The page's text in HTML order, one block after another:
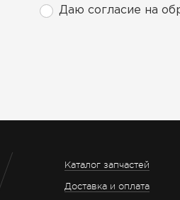
Даю согласие на
Каталог запчастей
Доставка и оплата